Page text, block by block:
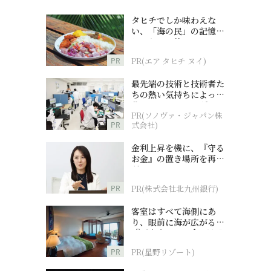
PR
タヒチでしか味わえな
い、「海の民」の記憶へ
とつながる旅
PR(エア タヒチ ヌイ)
PR
最先端の技術と技術者た
ちの熱い気持ちによって
作られているオーダーメ
イド補聴器
PR(ソノヴァ・ジャパン株
式会社)
PR
金利上昇を機に、『守る
お金』の置き場所を再検
討
PR(株式会社北九州銀行)
PR
客室はすべて海側にあ
り、眼前に海が広がる
『西表島ホテル by 星野
PR(星野リゾート)